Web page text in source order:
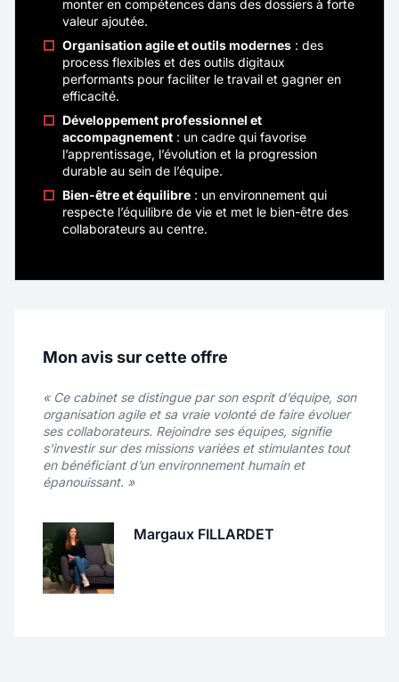
Localité
Rémunération 40K€ - 45K€
Contrat
Télétravail
Véritable ambassadeur(rice) de CASAL SPORT,
vous prenez en charge un portefeuille de
clients existants tout en développant de
des établissements scolaires et des clubs et
d’entraînement…) que des projets
multisports, city stades, équipements de
gymnase, basket 3×3, etc.
Nouveau
Commercial Itinérant - Equipements
Sportifs - F/H/X
Localité
Contrat
Télétravail
monter en compétences dans des dossiers à forte
valeur ajoutée.
Organisation agile et outils modernes : des
process flexibles et des outils digitaux
performants pour faciliter le travail et gagner en
efficacité.
Développement professionnel et
accompagnement : un cadre qui favorise
l’apprentissage, l’évolution et la progression
durable au sein de l’équipe.
Bien-être et équilibre : un environnement qui
respecte l’équilibre de vie et met le bien-être des
collaborateurs au centre.
Mon avis sur cette offre
« Ce cabinet se distingue par son esprit d’équipe, son
organisation agile et sa vraie volonté de faire évoluer
ses collaborateurs. Rejoindre ses équipes, signifie
s’investir sur des missions variées et stimulantes tout
en bénéficiant d’un environnement humain et
épanouissant. »
Margaux FILLARDET